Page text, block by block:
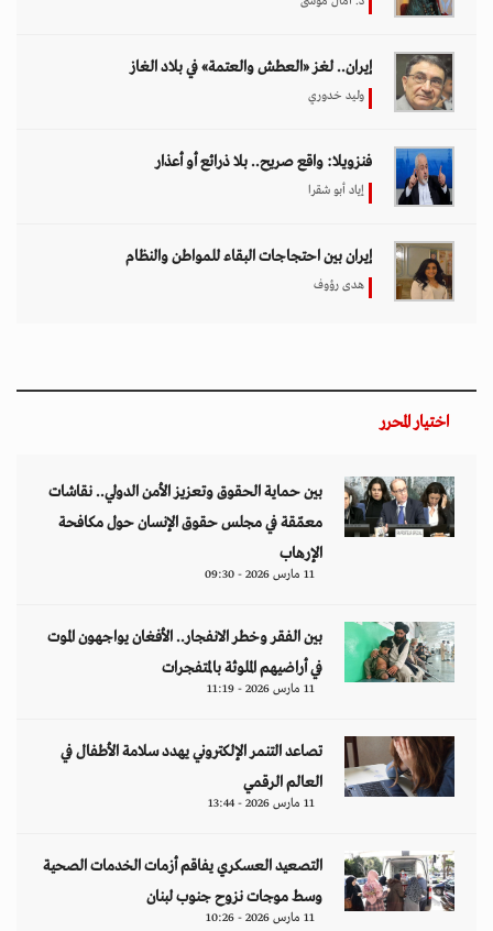
إيران.. لغز «العطش والعتمة» في بلاد الغاز
وليد خدوري
فنزويلا: واقع صريح.. بلا ذرائع أو أعذار
إياد أبو شقرا
إيران بين احتجاجات البقاء للمواطن والنظام
هدى رؤوف
اختيار المحرر
بين حماية الحقوق وتعزيز الأمن الدولي.. نقاشات
معمّقة في مجلس حقوق الإنسان حول مكافحة
الإرهاب
11 مارس 2026 - 09:30
بين الفقر وخطر الانفجار.. الأفغان يواجهون الموت
في أراضيهم الملوثة بالمتفجرات
11 مارس 2026 - 11:19
تصاعد التنمر الإلكتروني يهدد سلامة الأطفال في
العالم الرقمي
11 مارس 2026 - 13:44
التصعيد العسكري يفاقم أزمات الخدمات الصحية
وسط موجات نزوح جنوب لبنان
11 مارس 2026 - 10:26